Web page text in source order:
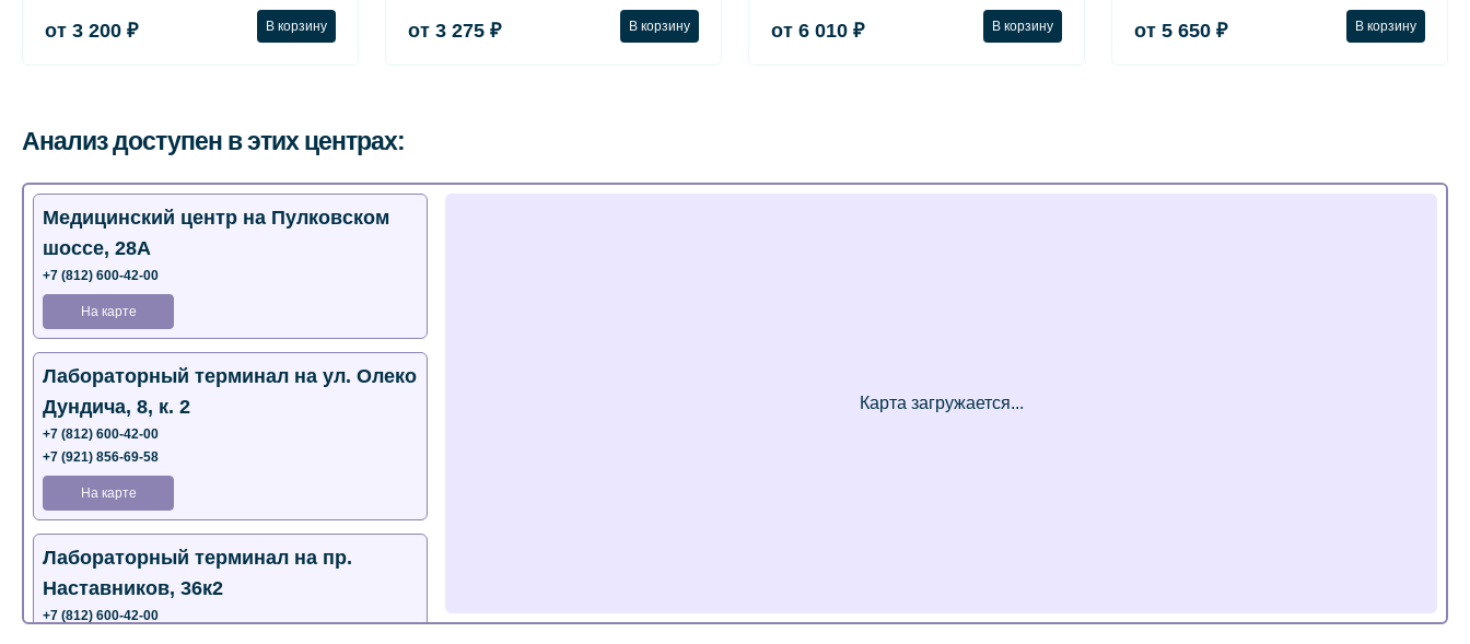
от 3 200 ₽ В корзину от 3 275 ₽ В корзину от 6 010 ₽ В корзину от 5 650 ₽ В корзину
Анализ доступен в этих центрах:
Медицинский центр на Пулковском
шоссе, 28А
+7 (812) 600-42-00
На карте
Лабораторный терминал на ул. Олеко
Дундича, 8, к. 2
+7 (812) 600-42-00
+7 (921) 856-69-58
На карте
Лабораторный терминал на пр.
Наставников, 36к2
+7 (812) 600-42-00